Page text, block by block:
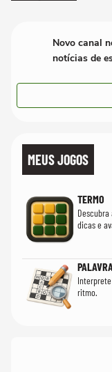
Novo canal
notícias de
MEUS JOGOS
TERMO
dicas e
ritmo.